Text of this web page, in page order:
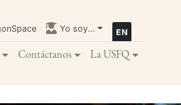
Yo soy...
Contáctanos La USFQ